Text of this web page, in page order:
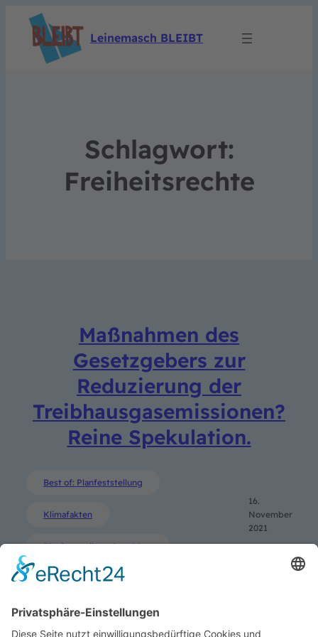
Leinemasch BLEIBT
Schlagwort:
Freiheitsrechte
Maßnahmen des
Gesetzgebers zur
Reduzierung der
Treibhausgasemissionen?
Reine Spekulation.
Best of: Planfeststellung
Klimafakten
Planfeststellungsbeschluss
16.
November
2021